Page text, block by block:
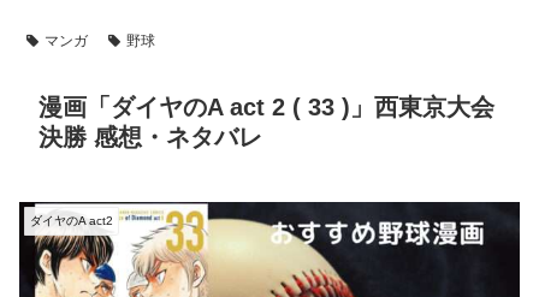
マンガ 野球
漫画「ダイヤのA act 2 ( 33 )」西東京大会
決勝 感想・ネタバレ
ダイヤのA act2